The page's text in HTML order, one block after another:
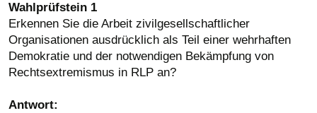
Wahlprüfstein 1
Erkennen Sie die Arbeit zivilgesellschaftlicher
Organisationen ausdrücklich als Teil einer wehrhaften
Demokratie und der notwendigen Bekämpfung von
Rechtsextremismus in RLP an?
Antwort: